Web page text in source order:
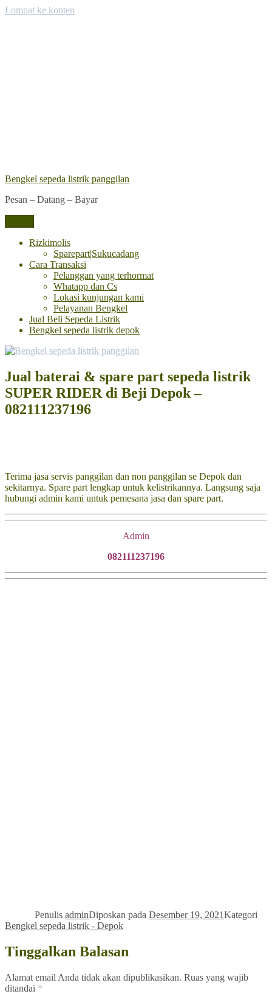
Lompat ke konten
Bengkel sepeda listrik panggilan
Pesan – Datang – Bayar
Rizkimolis
Sparepart|Sukucadang
Cara Transaksi
Pelanggan yang terhormat
Whatapp dan Cs
Lokasi kunjungan kami
Pelayanan Bengkel
Jual Beli Sepeda Listrik
Bengkel sepeda listrik depok
Jual baterai & spare part sepeda listrik
SUPER RIDER di Beji Depok –
082111237196
Terima jasa servis panggilan dan non panggilan se Depok dan
sekitarnya. Spare part lengkap untuk kelistrikannya. Langsung saja
hubungi admin kami untuk pemesana jasa dan spare part.
Admin
082111237196
Penulis adminDiposkan pada Desember 19, 2021Kategori
Bengkel sepeda listrik - Depok
Tinggalkan Balasan
Alamat email Anda tidak akan dipublikasikan. Ruas yang wajib
ditandai *